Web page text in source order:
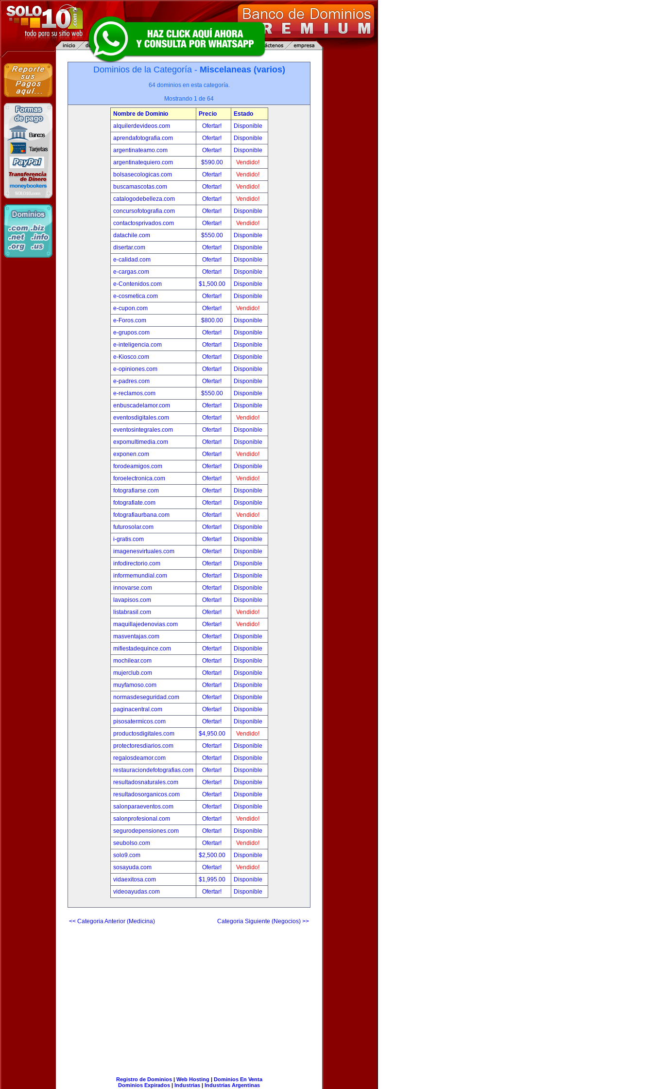
Dominios de la Categoría - Miscelaneas (varios)
64 dominios en esta categoría.
Mostrando 1 de 64
Nombre de Dominio Precio
Estado
alquilerdevideos.com
Ofertar!
Disponible
aprendafotografia.com
Ofertar!
Disponible
argentinateamo.com
Ofertar!
Disponible
argentinatequiero.com
$590.00
Vendido!
bolsasecologicas.com
Ofertar!
Vendido!
buscamascotas.com
Ofertar!
Vendido!
catalogodebelleza.com
Ofertar!
Vendido!
concursofotografia.com
Ofertar!
Disponible
contactosprivados.com
Ofertar!
Vendido!
datachile.com
$550.00
Disponible
disertar.com
Ofertar!
Disponible
e-calidad.com
Ofertar!
Disponible
e-cargas.com
Ofertar!
Disponible
e-Contenidos.com
$1,500.00
Disponible
e-cosmetica.com
Ofertar!
Disponible
e-cupon.com
Ofertar!
Vendido!
e-Foros.com
$800.00
Disponible
e-grupos.com
Ofertar!
Disponible
e-inteligencia.com
Ofertar!
Disponible
e-Kiosco.com
Ofertar!
Disponible
e-opiniones.com
Ofertar!
Disponible
e-padres.com
Ofertar!
Disponible
e-reclamos.com
$550.00
Disponible
enbuscadelamor.com
Ofertar!
Disponible
eventosdigitales.com
Ofertar!
Vendido!
eventosintegrales.com
Ofertar!
Disponible
expomultimedia.com
Ofertar!
Disponible
exponen.com
Ofertar!
Vendido!
forodeamigos.com
Ofertar!
Disponible
foroelectronica.com
Ofertar!
Vendido!
fotografiarse.com
Ofertar!
Disponible
fotografiate.com
Ofertar!
Disponible
fotografiaurbana.com
Ofertar!
Vendido!
futurosolar.com
Ofertar!
Disponible
i-gratis.com
Ofertar!
Disponible
imagenesvirtuales.com
Ofertar!
Disponible
infodirectorio.com
Ofertar!
Disponible
informemundial.com
Ofertar!
Disponible
innovarse.com
Ofertar!
Disponible
lavapisos.com
Ofertar!
Disponible
listabrasil.com
Ofertar!
Vendido!
maquillajedenovias.com
Ofertar!
Vendido!
masventajas.com
Ofertar!
Disponible
mifiestadequince.com
Ofertar!
Disponible
mochilear.com
Ofertar!
Disponible
mujerclub.com
Ofertar!
Disponible
muyfamoso.com
Ofertar!
Disponible
normasdeseguridad.com
Ofertar!
Disponible
paginacentral.com
Ofertar!
Disponible
pisosatermicos.com
Ofertar!
Disponible
productosdigitales.com
$4,950.00
Vendido!
protectoresdiarios.com
Ofertar!
Disponible
regalosdeamor.com
Ofertar!
Disponible
restauraciondefotografias.com
Ofertar!
Disponible
resultadosnaturales.com
Ofertar!
Disponible
resultadosorganicos.com
Ofertar!
Disponible
salonparaeventos.com
Ofertar!
Disponible
salonprofesional.com
Ofertar!
Vendido!
segurodepensiones.com
Ofertar!
Disponible
seubolso.com
Ofertar!
Vendido!
solo9.com
$2,500.00
Disponible
sosayuda.com
Ofertar!
Vendido!
vidaexitosa.com
$1,995.00
Disponible
videoayudas.com
Ofertar! Disponible
<< Categoria Anterior (Medicina) Categoria Siguiente (Negocios) >>
Registro de Dominios| Web Hosting | Dominios En Venta
Dominios Expirados | Industrias | Industrias Argentinas